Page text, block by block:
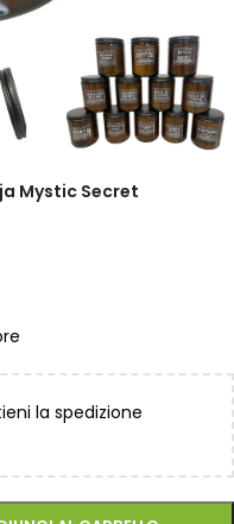
Mystic Secret
la spedizione